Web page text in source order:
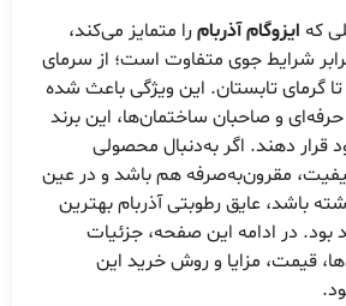
که ایزوگام آذربامرا متمایز می‌کند،
شرایط جوی متفاوت است؛ از سرمای
گرمای تابستان. این ویژگی باعث شده
حرفه‌ای و صاحبان ساختمان‌ها، این برند
قرار دهند. اگر به‌دنبال محصولی
مقرون‌به‌صرفه هم باشد و در عین
باشد، عایق رطوبتی آذربام بهترین
بود. در ادامه این صفحه، جزئیات
قیمت، مزایا و روش خرید این